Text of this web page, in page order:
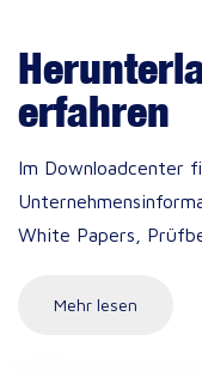
erfahren
Im Downloadcenter
White Papers,
Mehr lesen